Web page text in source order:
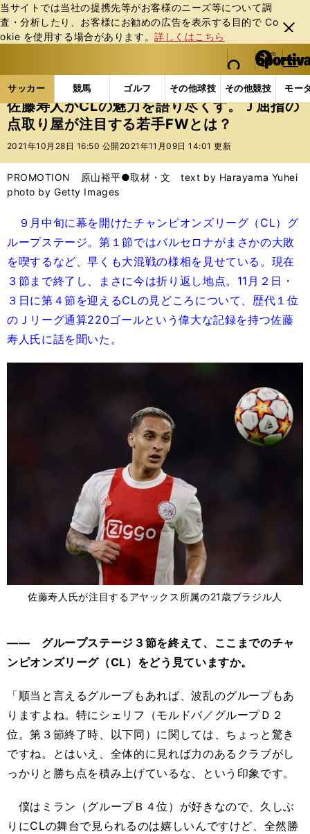
当サイトでは当社の提携先等がお客様のニーズ等について調
査・分析したり、お客様にお勧めの広告を表⽰する⽬的で Co
okie を使⽤する場合があります。詳しくはこちら
閉じ
る
web Sportiva (webスポルティーバ)
検索
マイペ
ー
ジ
メニュ
サッカー 競馬 ゴルフ その他球技 その他競技 モー
ス
ポ
ル
バ
サッカーの記事一覧 海外サッカー 海外サッカー
佐藤寿人がCLの魅力を語り尽くす。Ｊ屈指の
点取り屋が注目する若手FWとは？
2021年10月28日 16:50 公開 2021年11月09日 14:01 更新
PROMOTION 原山裕平●取材・文 text by Harayama Yuhei
photo by Getty Images
９月中旬に幕を開けたチャンピオンズリーグ（CL）グ
ループステージ。第１節ではバルセロナがまさかの大敗
を喫するなど、早くも大混戦の様相を見せている。現在
３節まで終了し、まさに今は折り返し地点。11月２日・
３日に第４節を迎えるCLの見どころについて、歴代１位
のＪリーグ通算220ゴールという偉大な記録を持つ佐藤
寿人氏に話を聞いた。
佐藤寿人氏が注目するアヤックス所属の21歳ブラジル人
―― グループステージ３節を終えて、ここまでのチャ
ンピオンズリーグ（CL）をどう見ていますか。
「順当と言えるグループもあれば、波乱のグループもあ
りますよね。特にシェリフ（モルドバ／グループＤ２
位。第３節終了時、以下同）に関しては、ちょっと驚き
ですね。とはいえ、全体的に見れば力のあるクラブがし
っかりと勝ち点を積み上げているな、という印象です。
僕はミラン（グループＢ４位）が好きなので、久しぶ
りにCLの舞台で見られるのは嬉しいんですけど、全然勝